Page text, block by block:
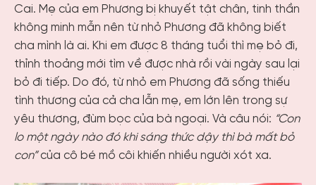
Cai. Mẹ của em Phương bị khuyết tật chân, tinh thần
không minh mẫn nên từ nhỏ Phương đã không biết
cha mình là ai. Khi em được 8 tháng tuổi thì mẹ bỏ đi,
thỉnh thoảng mới tìm về được nhà rồi vài ngày sau lại
bỏ đi tiếp. Do đó, từ nhỏ em Phương đã sống thiếu
tình thương của cả cha lẫn mẹ, em lớn lên trong sự
yêu thương, đùm bọc của bà ngoại. Và câu nói: “Con
lo một ngày nào đó khi sáng thức dậy thì bà mất bỏ
con”của cô bé mồ côi khiến nhiều người xót xa.